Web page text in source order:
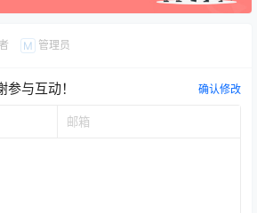
M 管理员
与互动！ 确认修改